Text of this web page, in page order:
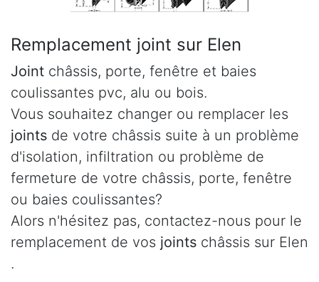
Remplacement joint sur Elen
Joint châssis, porte, fenêtre et baies
coulissantes pvc, alu ou bois.
Vous souhaitez changer ou remplacer les
joints de votre châssis suite à un problème
d'isolation, infiltration ou problème de
fermeture de votre châssis, porte, fenêtre
ou baies coulissantes?
Alors n'hésitez pas, contactez-nous pour le
remplacement de vos joints châssis sur Elen
.